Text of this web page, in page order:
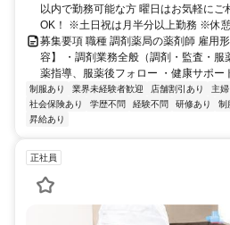
以内で勤務可能な方 曜日はお気軽に
OK！ ※土日祝は月半分以上勤務 ※休憩
募集要項 職種 調剤薬局の薬剤師 雇用
容】 ・調剤業務全般（調剤・監査・服
薬指導、服薬後フォロー ・健康サポー
制服あり 業界未経験者歓迎 店舗割引あり 主
社会保険あり
学歴不問 経験不問 研修あり 制
昇給あり
正社員